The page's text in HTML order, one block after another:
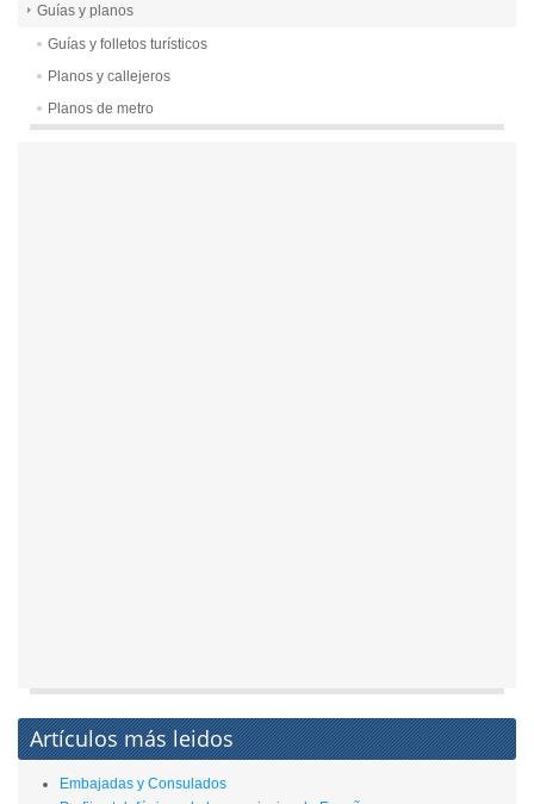
Guías y planos
Guías y folletos turísticos
Planos y callejeros
Planos de metro
Artículos más leidos
Embajadas y Consulados